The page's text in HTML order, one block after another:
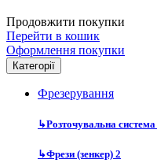
Продовжити покупки
Перейти в кошик
Оформлення покупки
Категорії
Фрезерування
↳Розточувальна система
↳Фрези (зенкер) 2